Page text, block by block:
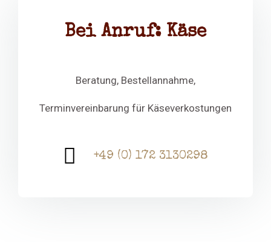
Bei Anruf: Käse
Beratung, Bestellannahme,
Terminvereinbarung für Käseverkostungen
+49 (0) 172 3130298